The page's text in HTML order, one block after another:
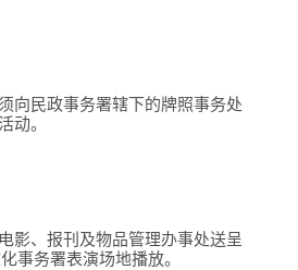
向民政事务署辖下的牌照事务处
动。
影、报刊及物品管理办事处送呈
事务署表演场地播放。